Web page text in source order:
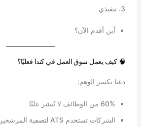
3. تنفيذي
أين أقدم الآن؟
🧠 كيف يعمل سوق العمل في كندا فعليًا؟
دعنا نكسر الوهم:
60% من الوظائف لا تُنشر علنًا
الشركات تستخدم ATS لتصفية المرشحين